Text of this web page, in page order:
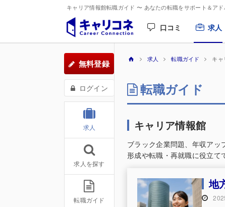
キャリア情報館転職ガイド 〜 あなたの転職をサポート＆アド
口コミ 求人
無料登録
ログイン
求人
求人を探す
転職ガイド
求人 転職ガイド キ
転職ガイド
キャリア情報館
ブラック企業問題、年収ア
形成や転職・再就職に役立て
地